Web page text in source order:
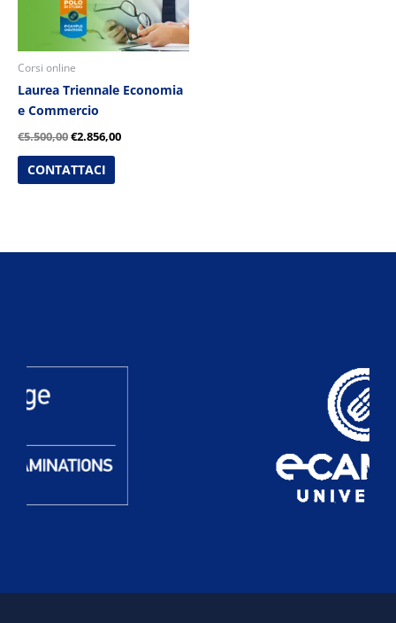
Corsi online
Laurea Triennale Economia
e Commercio
€5.500,00€2.856,00
CONTATTACI